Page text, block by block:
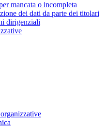
mancata o incompleta
dei dati da parte dei titolari
dirigenziali